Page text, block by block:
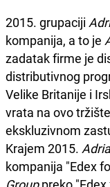
2015. grupaciji
kompanija, a to je
zadatak firme je
distributivnog
Velike Britanije i
vrata na ovo
ekskluzivnom
Krajem 2015.
kompanija "Edex